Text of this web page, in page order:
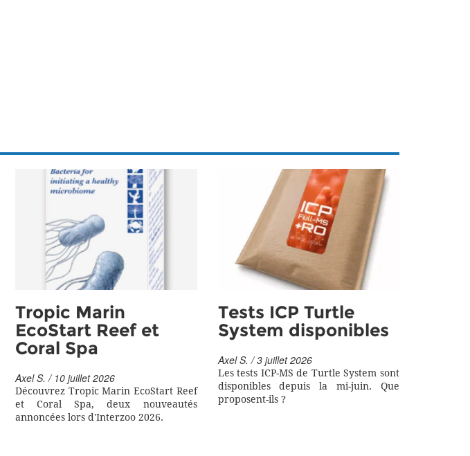
Tropic Marin
EcoStart Reef et
Coral Spa
Axel S. / 10 juillet 2026
Découvrez Tropic Marin EcoStart Reef
et Coral Spa, deux nouveautés
annoncées lors d'Interzoo 2026.
Tests ICP Turtle
System disponibles
Axel S. / 3 juillet 2026
Les tests ICP-MS de Turtle System sont
disponibles depuis la mi-juin. Que
proposent-ils ?